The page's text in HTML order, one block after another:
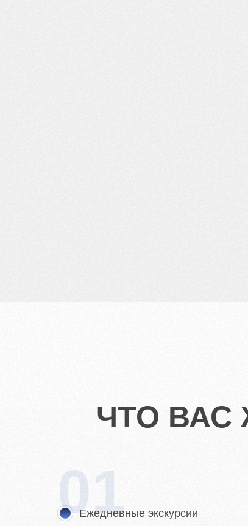
ЧТО ВАС
01
Ежедневные экскурсии